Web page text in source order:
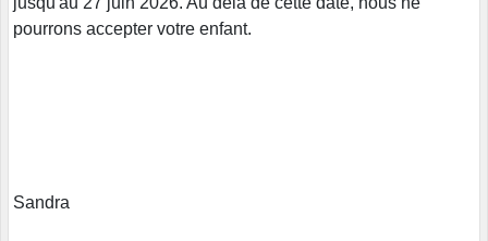
pourrons accepter votre enfant.
Sandra